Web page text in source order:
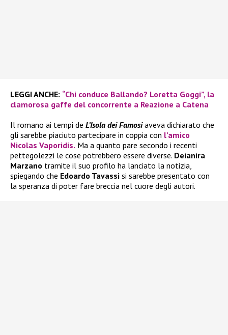
LEGGI ANCHE: “Chi conduce Ballando? Loretta Goggi”, la
clamorosa gaffe del concorrente a Reazione a Catena
Il romano ai tempi de L’Isola dei Famosiaveva dichiarato che
gli sarebbe piaciuto partecipare in coppia con l’amico
Nicolas Vaporidis. Ma a quanto pare secondo i recenti
pettegolezzi le cose potrebbero essere diverse. Deianira
Marzano tramite il suo profilo ha lanciato la notizia,
spiegando che Edoardo Tavassi si sarebbe presentato con
la speranza di poter fare breccia nel cuore degli autori.